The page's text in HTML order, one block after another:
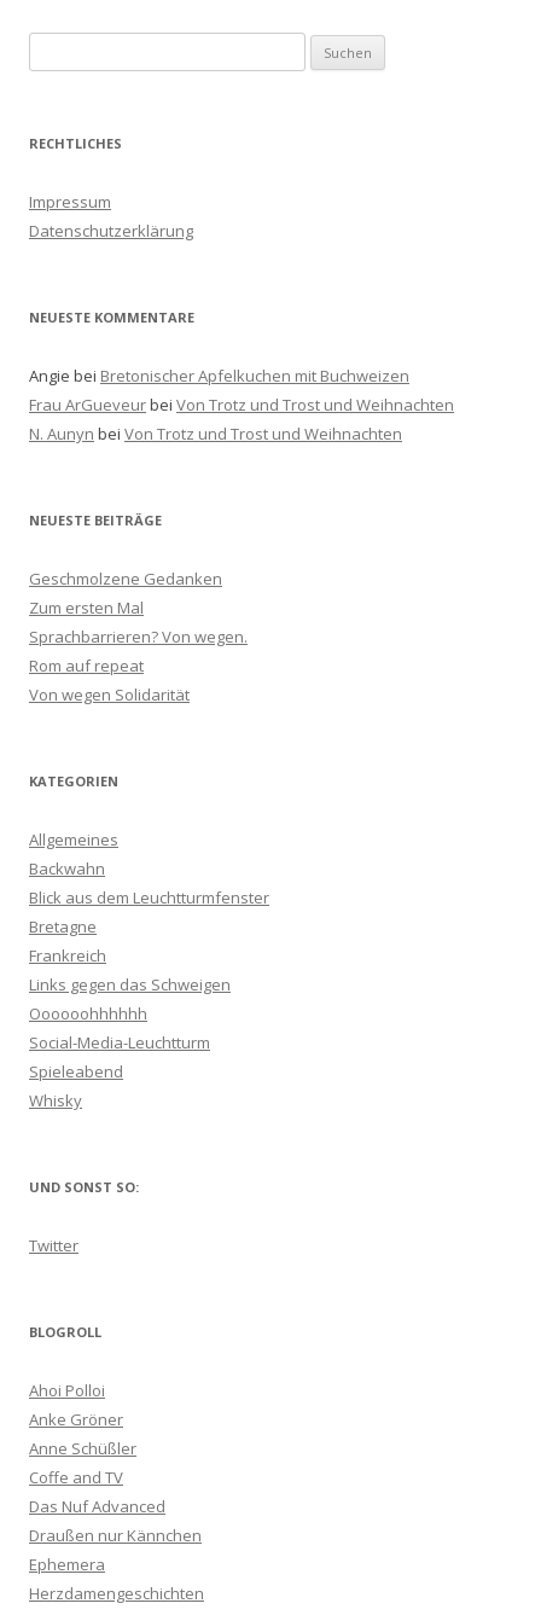
u
h
n
a
:
RECHTLICHES
Impressum
Datenschutzerklärung
NEUESTE KOMMENTARE
Angie bei Bretonischer Apfelkuchen mit Buchweizen
Frau ArGueveurbei Von Trotz und Trost und Weihnachten
N. Aunyn bei Von Trotz und Trost und Weihnachten
NEUESTE BEITRÄGE
Geschmolzene Gedanken
Zum ersten Mal
Sprachbarrieren? Von wegen.
Rom auf repeat
Von wegen Solidarität
KATEGORIEN
Allgemeines
Backwahn
Blick aus dem Leuchtturmfenster
Bretagne
Frankreich
Links gegen das Schweigen
Oooooohhhhhh
Social-Media-Leuchtturm
Spieleabend
Whisky
UND SONST SO:
Twitter
BLOGROLL
Ahoi Polloi
Anke Gröner
Anne Schüßler
Coffe and TV
Das Nuf Advanced
Draußen nur Kännchen
Ephemera
Herzdamengeschichten